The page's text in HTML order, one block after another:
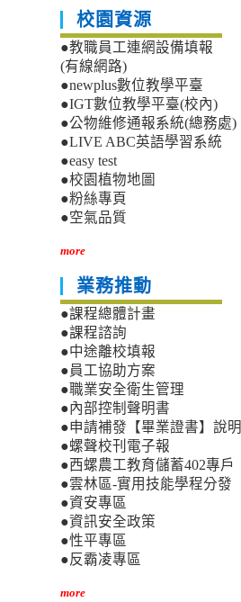
校園資源
●教職員工連網設備填報
(有線網路)
●newplus數位教學平臺
●IGT數位教學平臺(校內)
●公物維修通報系統(總務處)
●LIVE ABC英語學習系統
●easy test
●校園植物地圖
●粉絲專頁
●空氣品質
more
業務推動
●課程總體計畫
●課程諮詢
●中途離校填報
●員工協助方案
●職業安全衛生管理
●內部控制聲明書
●申請補發【畢業證書】說明
●螺聲校刊電子報
●西螺農工教育儲蓄402專戶
●雲林區-實用技能學程分發
●資安專區
●資訊安全政策
●性平專區
●反霸凌專區
more